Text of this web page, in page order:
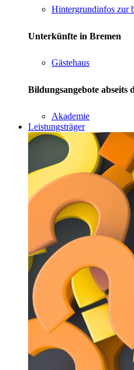
Hintergrundinfos zur
Unterkünfte in Bremen
Gästehaus
Bildungsangebote abseits
Akademie
Leistungsträger